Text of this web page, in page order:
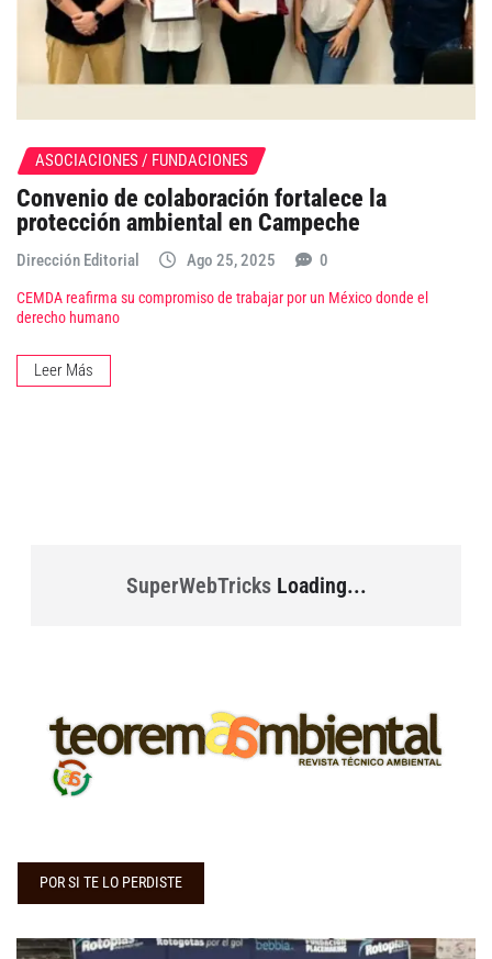
ASOCIACIONES / FUNDACIONES
Convenio de colaboración fortalece la
protección ambiental en Campeche
Dirección Editorial Ago 25, 2025 0
CEMDA reafirma su compromiso de trabajar por un México donde el
derecho humano
Leer Más
SuperWebTricksLoading...
POR SI TE LO PERDISTE